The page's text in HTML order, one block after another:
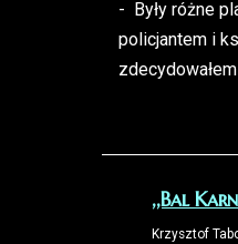
- Były różne
policjantem i
,,Bal
Krzysztof